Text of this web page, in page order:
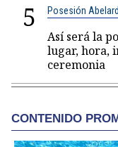
5 Posesión
Así será la
lugar, hora,
ceremonia